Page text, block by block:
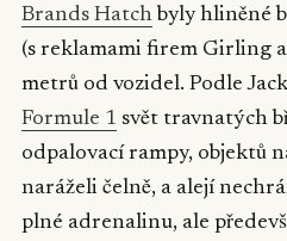
Brands Hatch byly hliněné
(s reklamami firem Girling
metrů od vozidel. Podle
Formule 1 svět travnatých
odpalovací rampy, objektů
naráželi čelně, a alejí
plné adrenalinu, ale